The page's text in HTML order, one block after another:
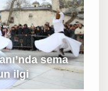
sema
ilgi